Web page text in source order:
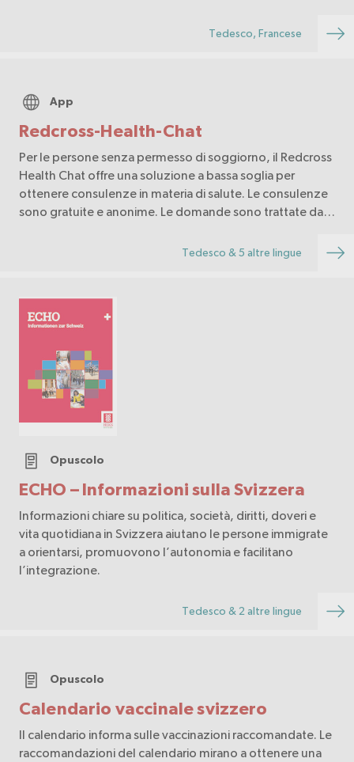
professionale e la procedura di riconoscimento.
Tedesco, Francese
Redcross-Health-Chat
App
Per le persone senza permesso di soggiorno, il Redcross
Health Chat offre una soluzione a bassa soglia per
ottenere consulenze in materia di salute. Le consulenze
sono gratuite e anonime. Le domande sono trattate da
Tedesco & 5 altre lingue
ECHO – Informazioni sulla Svizzera
Opuscolo
Informazioni chiare su politica, società, diritti, doveri e
vita quotidiana in Svizzera aiutano le persone immigrate
a orientarsi, promuovono l’autonomia e facilitano
l’integrazione.
Tedesco & 2 altre lingue
Calendario vaccinale svizzero
Opuscolo
Il calendario informa sulle vaccinazioni raccomandate. Le
raccomandazioni del calendario mirano a ottenere una